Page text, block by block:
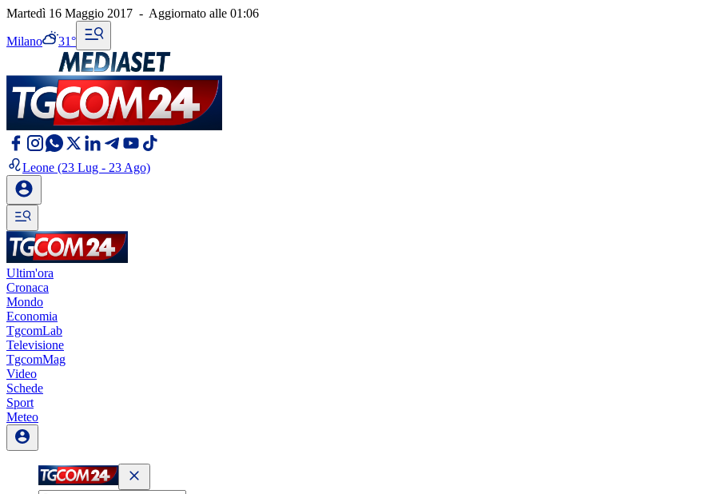
Martedì 16 Maggio 2017 - Aggiornato alle 01:06
Milano 31°
Leone (23 Lug - 23 Ago)
Ultim'ora
Cronaca
Mondo
Economia
TgcomLab
Televisione
TgcomMag
Video
Schede
Sport
Meteo